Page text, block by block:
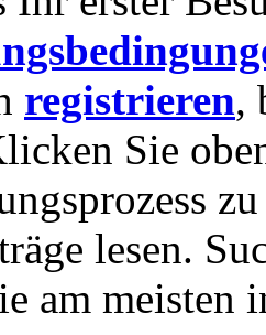
registrieren,
Sie
lesen.
am meisten